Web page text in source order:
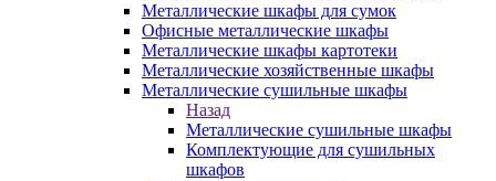
Металлические шкафы для сумок
Офисные металлические шкафы
Металлические шкафы картотеки
Металлические хозяйственные шкафы
Металлические сушильные шкафы
Назад
Металлические сушильные шкафы
Комплектующие для сушильных
шкафов